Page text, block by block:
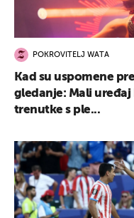
POKROVITELJ WATA
Kad su uspomene
gledanje: Mali
trenutke s ple...